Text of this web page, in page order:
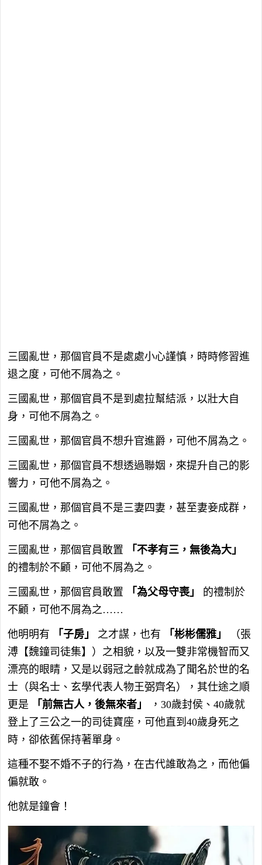
三國亂世，那個官員不是處處小心謹慎，時時修習進
退之度，可他不屑為之。
三國亂世，那個官員不是到處拉幫結派，以壯大自
身，可他不屑為之。
三國亂世，那個官員不想升官進爵，可他不屑為之。
三國亂世，那個官員不想透過聯姻，來提升自己的影
響力，可他不屑為之。
三國亂世，那個官員不是三妻四妻，甚至妻妾成群，
可他不屑為之。
三國亂世，那個官員敢置
「不孝有三，無後為大」
的禮制於不顧，可他不屑為之。
三國亂世，那個官員敢置 「為父母守喪」 的禮制於
不顧，可他不屑為之……
他明明有 「子房」 之才謀，也有 「彬彬儒雅」
（張
溥【魏鐘司徒集】）之相貌，以及一雙非常機智而又
漂亮的眼睛，又是以弱冠之齡就成為了聞名於世的名
士（與名士、玄學代表人物王弼齊名），其仕途之順
更是
「前無古人，後無來者」
，30歲封侯、40歲就
登上了三公之一的司徒寶座，可他直到40歲身死之
時，卻依舊保持著單身。
這種不娶不婚不子的行為，在古代誰敢為之，而他偏
偏就敢。
他就是鐘會！